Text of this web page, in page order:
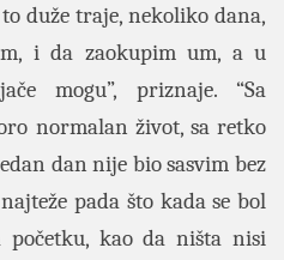
duže traje, nekoliko dana,
i da zaokupim um, a u
mogu”, priznaje. “Sa
normalan život, sa retko
dan nije bio sasvim bez
pada što kada se bol
početku, kao da ništa nisi